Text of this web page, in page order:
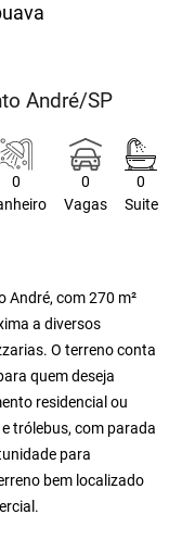
André/SP
0
0
Vagas
0
Suite
André, com 270 m²
a diversos
O terreno conta
quem deseja
residencial ou
trólebus, com parada
para
bem localizado